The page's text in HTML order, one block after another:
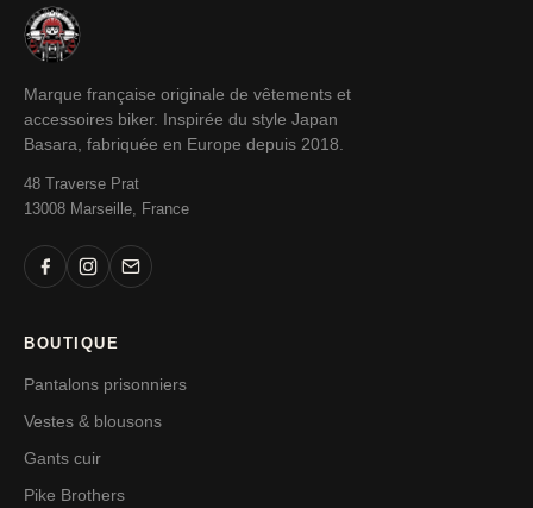
Marque française originale de vêtements et
accessoires biker. Inspirée du style Japan
Basara, fabriquée en Europe depuis 2018.
48 Traverse Prat
13008 Marseille, France
BOUTIQUE
Pantalons prisonniers
Vestes & blousons
Gants cuir
Pike Brothers